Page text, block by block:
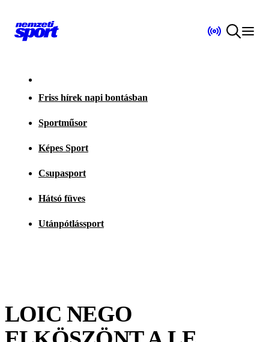
Friss hírek napi bontásban
Sportműsor
Képes Sport
Csupasport
Hátsó füves
Utánpótlássport
LOIC NEGO